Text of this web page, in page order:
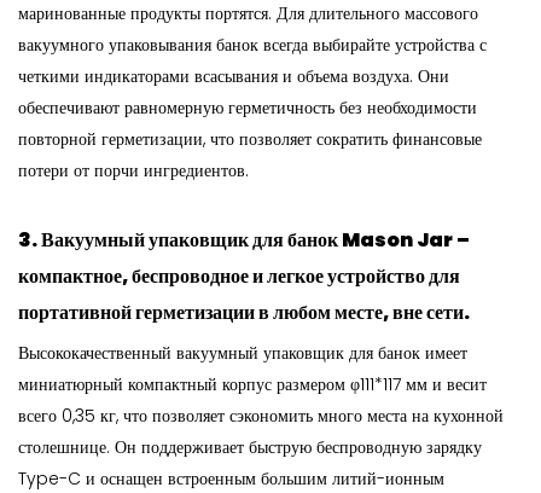
маринованные продукты портятся. Для длительного массового
вакуумного упаковывания банок всегда выбирайте устройства с
четкими индикаторами всасывания и объема воздуха. Они
обеспечивают равномерную герметичность без необходимости
повторной герметизации, что позволяет сократить финансовые
потери от порчи ингредиентов.
3. Вакуумный упаковщик для банок Mason Jar –
компактное, беспроводное и легкое устройство для
портативной герметизации в любом месте, вне сети.
Высококачественный вакуумный упаковщик для банок имеет
миниатюрный компактный корпус размером φ111*117 мм и весит
всего 0,35 кг, что позволяет сэкономить много места на кухонной
столешнице. Он поддерживает быструю беспроводную зарядку
Type-C и оснащен встроенным большим литий-ионным